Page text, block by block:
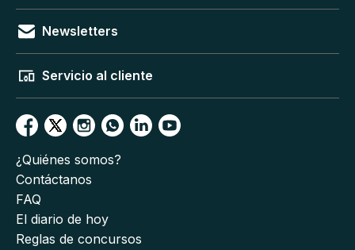
Newsletters
Servicio al cliente
¿Quiénes somos?
Contáctanos
FAQ
El diario de hoy
Reglas de concursos